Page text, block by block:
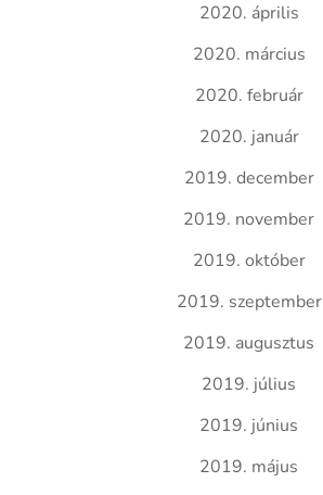
2020. április
2020. március
2020. február
2020. január
2019. december
2019. november
2019. október
2019. szeptember
2019. augusztus
2019. július
2019. június
2019. május